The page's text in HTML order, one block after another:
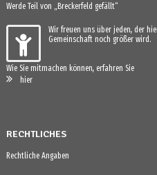
Werde Teil von „Breckerfeld gefällt“
Wir freuen uns über jeden, der
Gemeinschaft noch größer wird.
Wie Sie mitmachen können, erfahren Sie
hier
RECHTLICHES
Rechtliche Angaben